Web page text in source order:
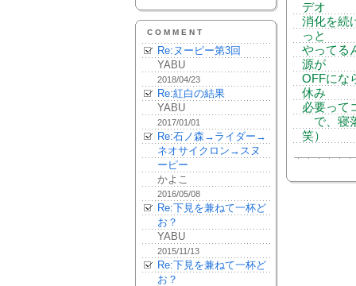
COMMENT
Re:ヌーピー第3回
YABU
2018/04/23
Re:紅白の結果
YABU
2017/01/01
Re:石ノ森→ライダー→
ネオサイクロン→スヌ
ーピー
かよこ
2016/05/08
Re:下見を兼ねて一杯ど
お？
YABU
2015/11/13
Re:下見を兼ねて一杯ど
お？
デオ
消化を続
っと
やってる
源が
OFFにな
休み
必要って
で、寝
笑）